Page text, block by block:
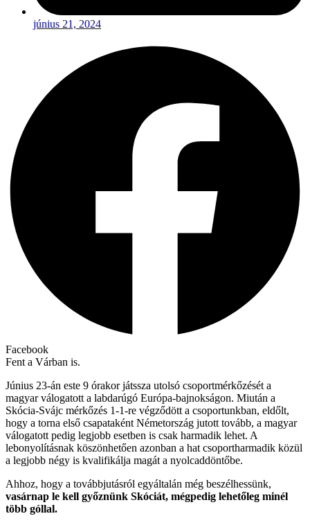
június 21, 2024
Facebook
Fent a Várban is.
Június 23-án este 9 órakor játssza utolsó csoportmérkőzését a
magyar válogatott a labdarúgó Európa-bajnokságon. Miután a
Skócia-Svájc mérkőzés 1-1-re végződött a csoportunkban, eldőlt,
hogy a torna első csapataként Németország jutott tovább, a magyar
válogatott pedig legjobb esetben is csak harmadik lehet. A
lebonyolításnak köszönhetően azonban a hat csoportharmadik közül
a legjobb négy is kvalifikálja magát a nyolcaddöntőbe.
Ahhoz, hogy a továbbjutásról egyáltalán még beszélhessünk,
vasárnap le kell győznünk Skóciát, mégpedig lehetőleg minél
több góllal.